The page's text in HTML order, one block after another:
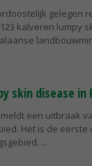
gelegen
kalveren lumpy
skin disease in
een uitbraak
Het is de